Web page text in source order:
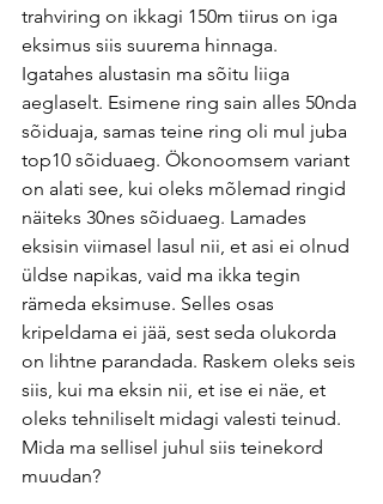
trahviring on ikkagi 150m tiirus on iga
eksimus siis suurema hinnaga.
Igatahes alustasin ma sõitu liiga
aeglaselt. Esimene ring sain alles 50nda
sõiduaja, samas teine ring oli mul juba
top10 sõiduaeg. Ökonoomsem variant
on alati see, kui oleks mõlemad ringid
näiteks 30nes sõiduaeg. Lamades
eksisin viimasel lasul nii, et asi ei olnud
üldse napikas, vaid ma ikka tegin
rämeda eksimuse. Selles osas
kripeldama ei jää, sest seda olukorda
on lihtne parandada. Raskem oleks seis
siis, kui ma eksin nii, et ise ei näe, et
oleks tehniliselt midagi valesti teinud.
Mida ma sellisel juhul siis teinekord
muudan?